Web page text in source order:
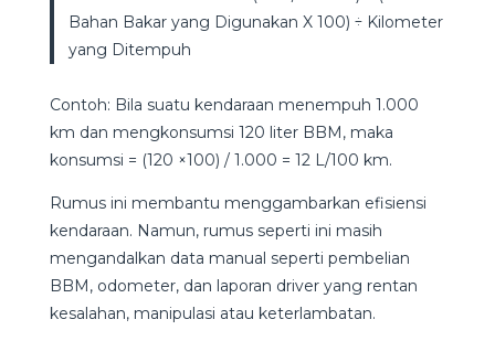
Bahan Bakar yang Digunakan X 100) ÷ Kilometer
yang Ditempuh
Contoh: Bila suatu kendaraan menempuh 1.000
km dan mengkonsumsi 120 liter BBM, maka
konsumsi = (120 ×100) / 1.000 = 12 L/100 km.
Rumus ini membantu menggambarkan efisiensi
kendaraan. Namun, rumus seperti ini masih
mengandalkan data manual seperti pembelian
BBM, odometer, dan laporan driver yang rentan
kesalahan, manipulasi atau keterlambatan.